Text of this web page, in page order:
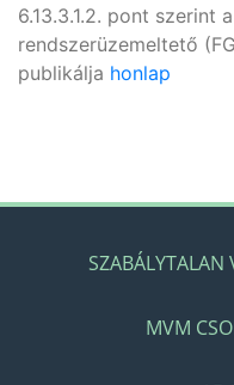
6.13.3.1.2. pont szerint
rendszerüzemeltető
publikálja honlap
SZABÁLYTALAN
MVM